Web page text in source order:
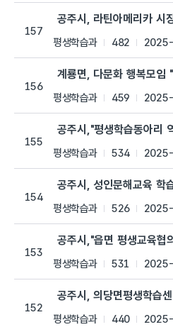
157
공주시, 라틴아메리카 시
평생학습과 482
156
계룡면, 다문화 행복모임
평생학습과 459
155
공주시,"평생학습동아리
평생학습과 534
154
공주시, 성인문해교육 학
평생학습과 526
153
공주시,"읍면 평생교육
평생학습과 531
152
공주시, 의당면평생학습
평생학습과 440